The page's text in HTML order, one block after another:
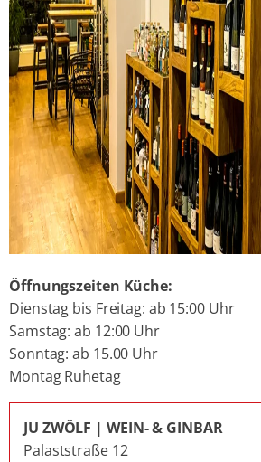
Öffnungszeiten Küche:
Dienstag bis Freitag: ab 15:00 Uhr
Samstag: ab 12:00 Uhr
Sonntag: ab 15.00 Uhr
Montag Ruhetag
JU ZWÖLF | WEIN- & GINBAR
Palaststraße 12